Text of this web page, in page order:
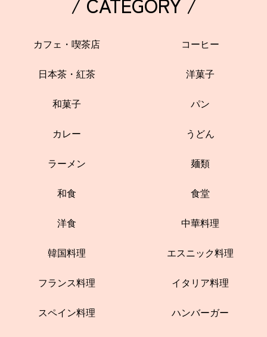
カフェ・喫茶店 コーヒー
日本茶・紅茶 洋菓子
和菓子 パン
カレー うどん
ラーメン 麺類
和食 食堂
洋食 中華料理
韓国料理 エスニック料理
フランス料理 イタリア料理
スペイン料理 ハンバーガー